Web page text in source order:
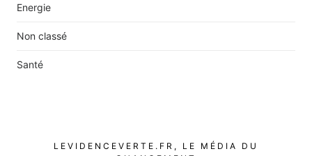
Energie
Non classé
Santé
LEVIDENCEVERTE.FR, LE MÉDIA DU